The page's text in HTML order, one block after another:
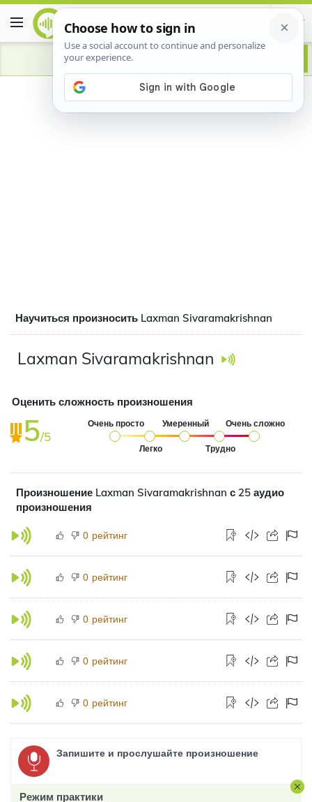
Advertisement
Научиться произносить Laxman Sivaramakrishnan
Laxman Sivaramakrishnan
Оценить сложность произношения
5/5
Очень просто
Легко
Умеренный
Трудно
Очень сложно
Произношение Laxman Sivaramakrishnan с 25 аудио
произношения
0 рейтинг
0 рейтинг
0 рейтинг
0 рейтинг
0 рейтинг
Запишите и прослушайте произношение
Режим практики